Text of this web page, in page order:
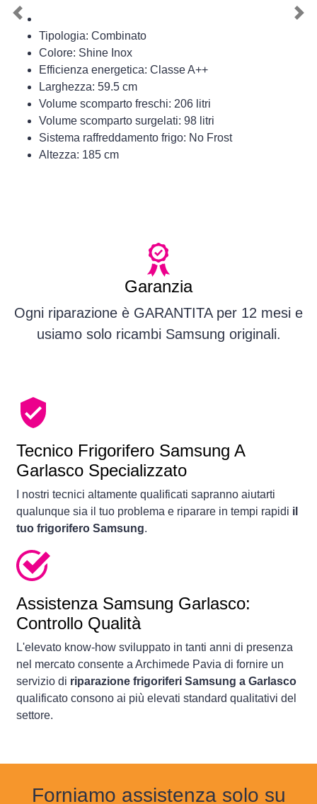
Tipologia: Combinato
Colore: Shine Inox
Efficienza energetica: Classe A++
Larghezza: 59.5 cm
Volume scomparto freschi: 206 litri
Volume scomparto surgelati: 98 litri
Sistema raffreddamento frigo: No Frost
Altezza: 185 cm
Previous
Garanzia
Ogni riparazione è GARANTITA per 12 mesi e
usiamo solo ricambi Samsung originali.
Tecnico Frigorifero Samsung A
Garlasco Specializzato
I nostri tecnici altamente qualificati sapranno aiutarti
qualunque sia il tuo problema e riparare in tempi rapidi il
tuo frigorifero Samsung.
Assistenza Samsung Garlasco:
Controllo Qualità
L'elevato know-how sviluppato in tanti anni di presenza
nel mercato consente a Archimede Pavia di fornire un
servizio di riparazione frigoriferi Samsung a Garlasco
qualificato consono ai più elevati standard qualitativi del
settore.
Forniamo assistenza solo su